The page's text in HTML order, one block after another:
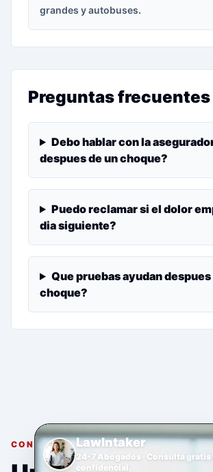
grandes y autobuses.
Preguntas frecuentes
Debo hablar con la
despues de un choque?
Puedo reclamar si el dolor
dia siguiente?
Que pruebas ayudan despues
choque?
CONSULTA GRATUITA Y
LawIntaker
24-7 Abogados · Consulta gratis
confidencial.